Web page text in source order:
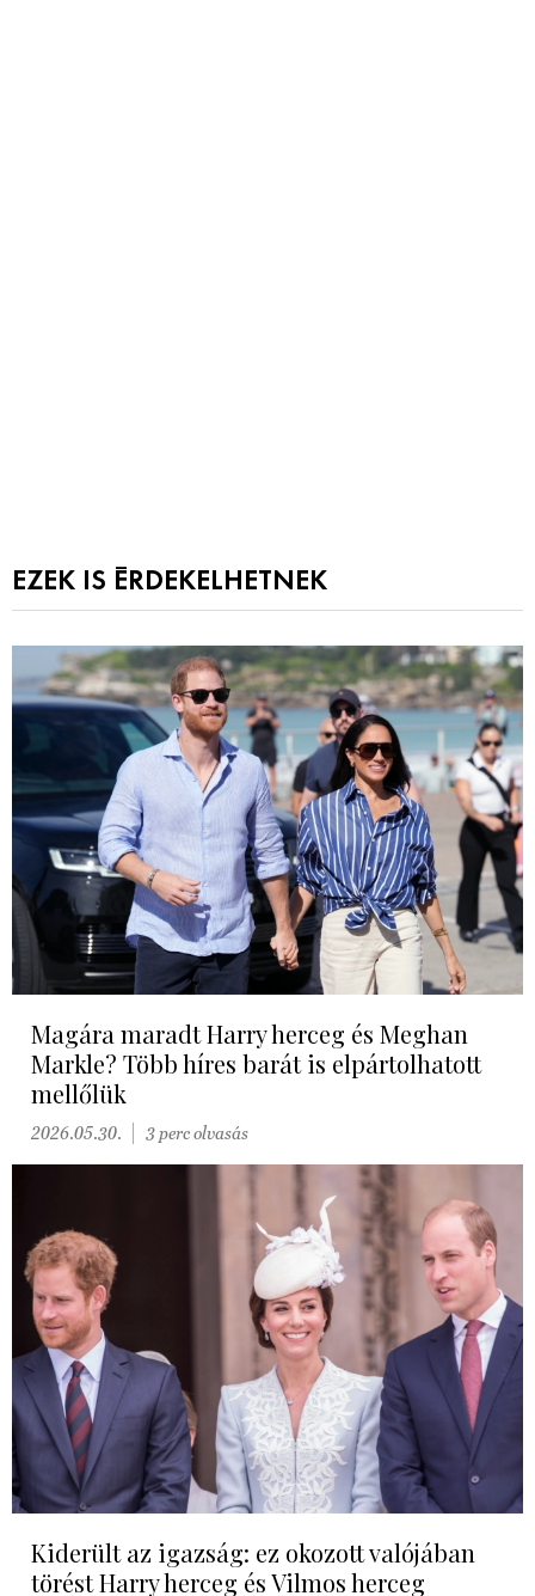
EZEK IS ÉRDEKELHETNEK
Magára maradt Harry herceg és Meghan
Markle? Több híres barát is elpártolhatott
mellőlük
2026.05.30. 3 perc olvasás
Kiderült az igazság: ez okozott valójában
törést Harry herceg és Vilmos herceg